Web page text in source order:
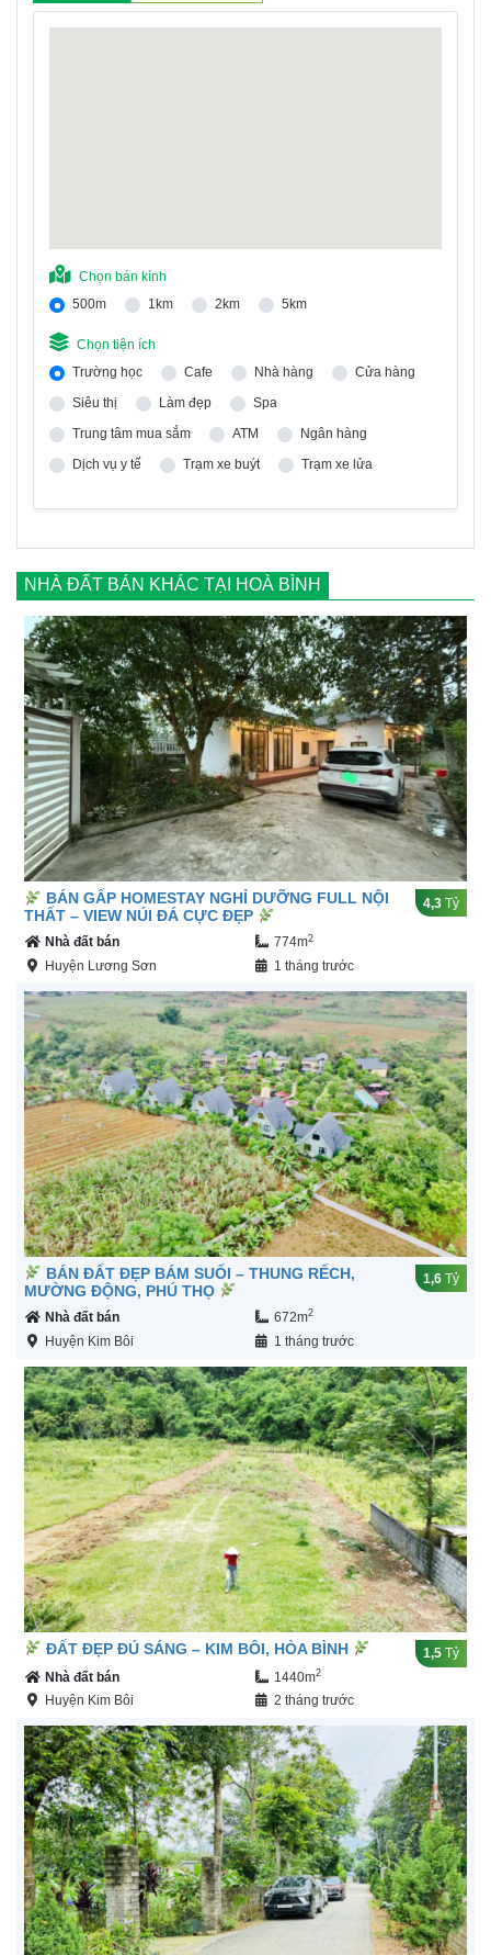
Chọn bán kính
500m
1km 2km 5km
Chọn tiện ích
Trường học
Cafe Nhà hàng
Cửa hàng
Siêu thị
Làm đẹp
Spa
Trung tâm mua sắm
ATM
Ngân hàng
Dịch vụ y tế
Trạm xe buýt Trạm xe lửa
NHÀ ĐẤT BÁN KHÁC TẠI HOÀ BÌNH
BÁN GẤP HOMESTAY NGHỈ DƯỠNG FULL NỘI
THẤT – VIEW NÚI ĐÁ CỰC ĐẸP
4,3 Tỷ
Nhà đất bán 774m2
Huyện Lương Sơn 1 tháng trước
BÁN ĐẤT ĐẸP BÁM SUỐI – THUNG RẾCH,
MƯỜNG ĐỘNG, PHÚ THỌ
1,6 Tỷ
Nhà đất bán 672m2
Huyện Kim Bôi 1 tháng trước
ĐẤT ĐẸP ĐÚ SÁNG – KIM BÔI, HÒA BÌNH 1,5 Tỷ
Nhà đất bán
1440m2
Huyện Kim Bôi 2 tháng trước